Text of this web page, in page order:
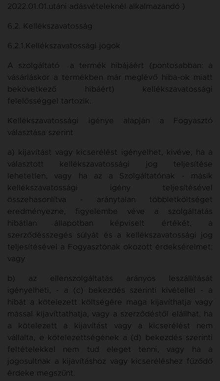
2022.01.01.utáni adásvételeknél alkalmazandó )
6.2. Kellékszavatosság
6.2.1.Kellékszavatossági jogok
A szolgáltató a termék hibájáért (pontosabban: a
vásárláskor a termékben már meglévő hiba-ok miatt
bekövetkező hibáért) kellékszavatossági
felelősséggel tartozik.
Kellékszavatossági igénye alapján a Fogyasztó
választása szerint
a) kijavítást vagy kicserélést igényelhet, kivéve, ha a
választott kellékszavatossági jog teljesítése
lehetetlen, vagy ha az a Szolgáltatónak - másik
kellékszavatossági igény teljesítésével
összehasonlítva - aránytalan többletköltséget
eredményezne, figyelembe véve a szolgáltatás
hibátlan állapotban képviselt értékét, a
szerződésszegés súlyát és a kellékszavatossági jog
teljesítésével a Fogyasztónak okozott érdeksérelmet;
vagy
b) az ellenszolgáltatás arányos leszállítását
igényelheti, - a (c) bekezdés szerinti kivétellel - a
hibát a kötelezett költségére maga kijavíthatja vagy
mással kijavíttathatja, vagy a szerződéstől elállhat, ha
a kötelezett a kijavítást vagy a kicserélést nem
vállalta, e kötelezettségének a (d) bekezdés szerinti
feltételekkel nem tud eleget tenni, vagy ha a
jogosultnak a kijavításhoz vagy kicseréléshez fűződő
érdeke megszűnt.